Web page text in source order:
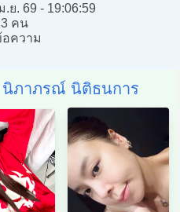
.ย. 69 - 19:06:59
คน
อความ
ภาภรณ์ นิติธนการ